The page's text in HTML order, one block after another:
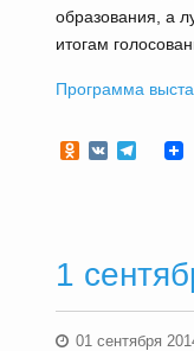
образования, а
итогам
Программа
Odnoklassniki
VK
1
01 сентября